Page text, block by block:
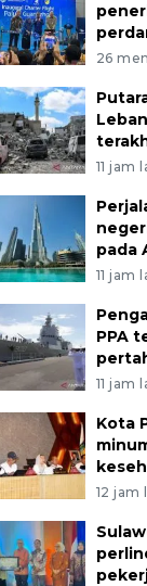
26
11 jam
pada
11 jam
PPA
11 jam
Kota
12 jam